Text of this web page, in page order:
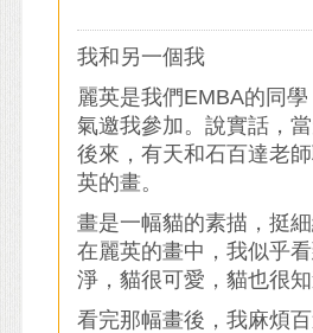
我和另一個我
麗英是我們EMBA的同
氣邀我參加。說實話，
後來，有天和石百達老
英的畫。
畫是一幅貓的素描，挺
在麗英的畫中，我似乎
淨，貓很可愛，貓也很
看完那幅畫後，我麻煩